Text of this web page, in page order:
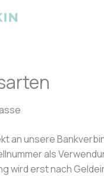
an unsere
als
wird erst nach